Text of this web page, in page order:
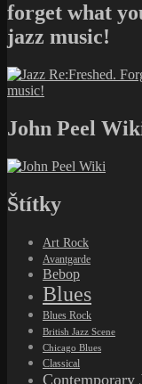
forget what
jazz music!
John Peel
Štítky
Art Rock
Avantgarde
Bebop
Blues
Blues Rock
British Jazz Scene
Chicago Blues
Classical
Contemporary